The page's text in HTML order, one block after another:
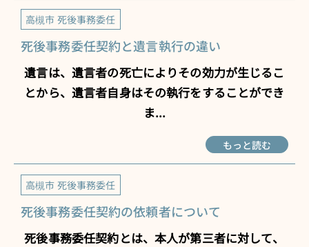
高槻市 死後事務委任
死後事務委任契約と遺言執行の違い
遺言は、遺言者の死亡によりその効力が生じるこ
とから、遺言者自身はその執行をすることができ
ま...
もっと読む
高槻市 死後事務委任
死後事務委任契約の依頼者について
死後事務委任契約とは、本人が第三者に対して、